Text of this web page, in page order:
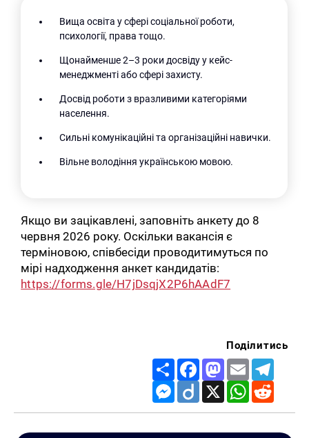
Вища освіта у сфері соціальної роботи,
психології, права тощо.
Щонайменше 2–3 роки досвіду у кейс-
менеджменті або сфері захисту.
Досвід роботи з вразливими категоріями
населення.
Сильні комунікаційні та організаційні навички.
Вільне володіння українською мовою.
Якщо ви зацікавлені, заповніть анкету до 8
червня 2026 року. Оскільки вакансія є
терміновою, співбесіди проводитимуться по
мірі надходження анкет кандидатів:
https://forms.gle/H7jDsqjX2P6hAAdF7
Поділитись
Share FacebookMastodon
Email
Messenger
Diigo X WhatsApp